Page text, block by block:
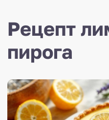
Рецепт
пирога